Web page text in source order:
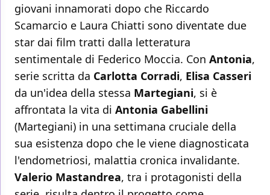
giovani innamorati dopo che Riccardo
Scamarcio e Laura Chiatti sono diventate due
star dai film tratti dalla letteratura
sentimentale di Federico Moccia. Con Antonia,
serie scritta da Carlotta Corradi, Elisa Casseri
da un'idea della stessa Martegiani, si è
affrontata la vita di Antonia Gabellini
(Martegiani) in una settimana cruciale della
sua esistenza dopo che le viene diagnosticata
l'endometriosi, malattia cronica invalidante.
Valerio Mastandrea, tra i protagonisti della